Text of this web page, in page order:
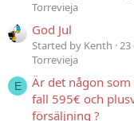
Torrevieja
God Jul
Started by Kenth 23
Torrevieja
E
Är det någon
fall 595€ och
försäljning ?